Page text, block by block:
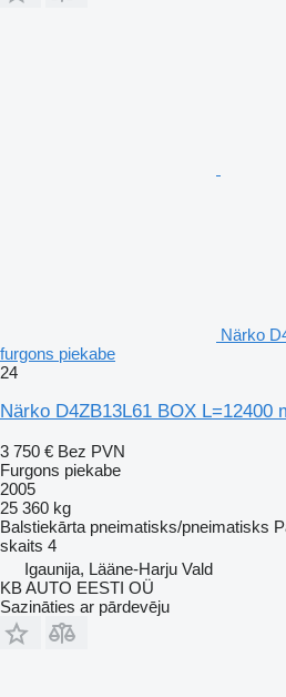
Närko
furgons piekabe
24
Närko D4ZB13L61 BOX L=12400
3 750 € Bez PVN
Furgons piekabe
2005
25 360 kg
Balstiekārta pneimatisks/pneimatisks
skaits 4
Igaunija, Lääne-Harju Vald
KB AUTO EESTI OÜ
Sazināties ar pārdevēju